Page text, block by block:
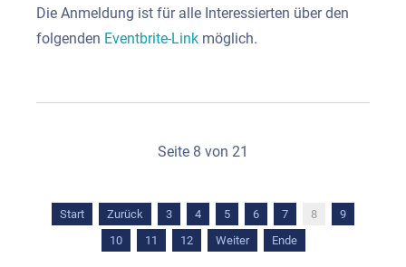
Die Anmeldung ist für alle Interessierten über den
folgenden Eventbrite-Link möglich.
Seite 8 von 21
Start Zurück 3 4 5 6 7 8
9
10
11 12 Weiter Ende